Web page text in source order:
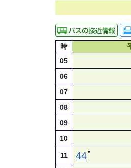
時
05
06
07
08
09
10
11 44●